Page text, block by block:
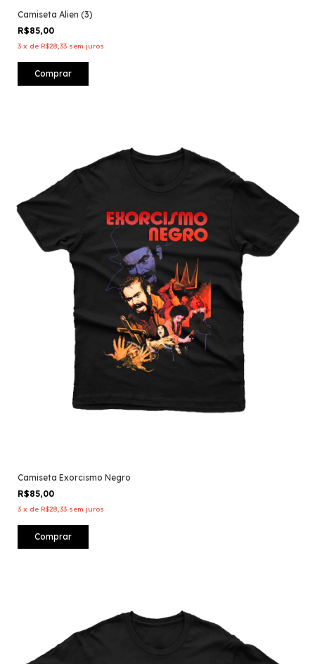
Camiseta Alien (3)
R$85,00
3 x de R$28,33 sem juros
Comprar
Camiseta Exorcismo Negro
R$85,00
3 x de R$28,33 sem juros
Comprar